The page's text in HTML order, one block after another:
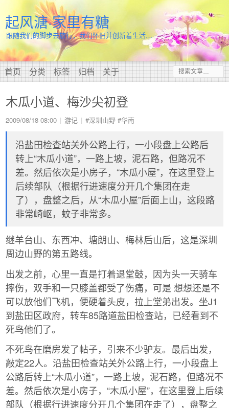
起风溏·家里有糖
跟随我们的脚步去旅行，我们怀旧并创新着生活…
首页 分类 标签 归档 关于
木瓜小道、梅沙尖初登
2009/08/18 08:00 游记 #深圳山野 #华南
沿盐田检查站关外公路上行，一小段盘上公路后
转上“木瓜小道”，一路上坡，泥石路，但路况不
差。然后依次是小房子，“木瓜小屋”，在这里登上
后续部队（根据行进速度分开几个集团在走
了），盘整之后，从“木瓜小屋”后面上山，这段路
非常崎岖，蚊子非常多。
继羊台山、东西冲、塘朗山、梅林后山后，这是深圳
周边山野的第五路线。
出发之前，心里一直是打着退堂鼓，因为头一天骑车
摔伤，双手和一只膝盖都受了伤痛，可是 想想还是不
可以放他们飞机，便硬着头皮，拉上堂弟出发。坐J1
到盐田区政府，转车85路道盐田检查站，已经看到不
死鸟他们了。
不死鸟在磨房发了帖子，引来不少驴友。最后出发，
敲定22人。沿盐田检查站关外公路上行，一小段盘上
公路后转上“木瓜小道”，一路上坡，泥石路，但路况不
差。然后依次是小房子，“木瓜小屋”，在这里登上后续
部队（根据行进速度分开几个集团在走了），盘整之